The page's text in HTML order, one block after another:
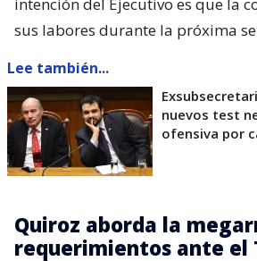
sus labores durante la próxima
Lee también...
nuevos test
ofensiva por
Quiroz aborda la
requerimientos ante el